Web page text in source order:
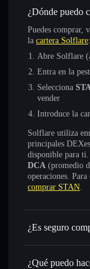
¿Dónde puedo
Puedes comprar,
la cartera Solflare:
Abre Solflare
Entra en la
Selecciona
vender
Introduce la
Solflare utiliza
principales
disponible para
DCA (promedio
operaciones.
comprar STAN.
¿Es seguro
STAN
¿Qué puedo